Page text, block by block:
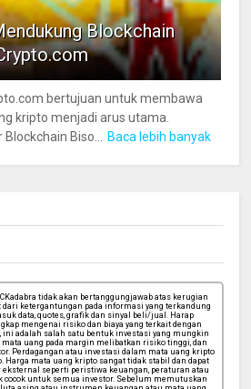
Blockchain
bertujuan untuk membawa
kripto menjadi arus utama.
Biso...
Baca lebih banyak
tidak akan bertanggungjawab atas kerugian
dari ketergantungan pada informasi yang terkandung
data, quotes, grafik dan sinyal beli/jual. Harap
mengenai risiko dan biaya yang terkait dengan
ini adalah salah satu bentuk investasi yang mungkin
uang pada margin melibatkan risiko tinggi, dan
Perdagangan atau investasi dalam mata uang kripto
mata uang kripto sangat tidak stabil dan dapat
seperti peristiwa keuangan, peraturan atau
cocok untuk semua investor. Sebelum memutuskan